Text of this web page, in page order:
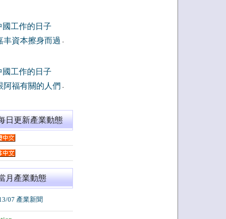
國工作的日子
丰資本擦身而過 -
國工作的日子
阿福有關的人們 -
日更新產業動態
月產業動態
07 產業新聞